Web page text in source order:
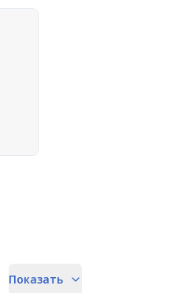
Показать